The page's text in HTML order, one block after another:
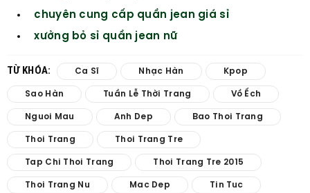
chuyên cung cấp quần jean giá sỉ
xưởng bỏ sỉ quần jean nữ
TỪ KHÓA: Ca Sĩ Nhạc Hàn Kpop
Sao Hàn Tuần Lễ Thời Trang Vồ Ếch
Nguoi Mau Anh Dep Bao Thoi Trang
Thoi Trang Thoi Trang Tre
Tap Chi Thoi Trang Thoi Trang Tre 2015
Thoi Trang Nu Mac Dep Tin Tuc